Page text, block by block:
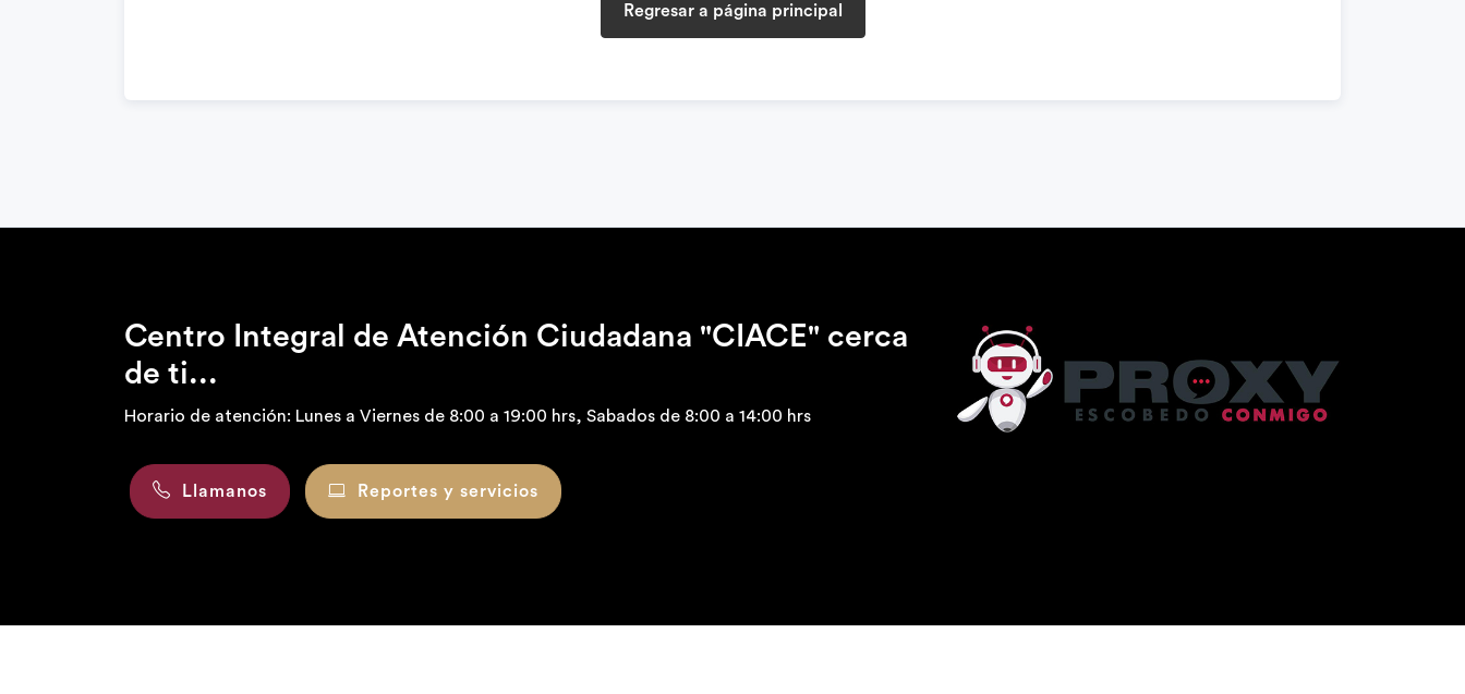
Regresar a página principal
Centro Integral de Atención Ciudadana "CIACE" cerca
de ti...
Horario de atención: Lunes a Viernes de 8:00 a 19:00 hrs, Sabados de 8:00 a 14:00 hrs
Llamanos Reportes y servicios